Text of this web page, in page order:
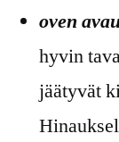
oven
hyvin
jäätyvät